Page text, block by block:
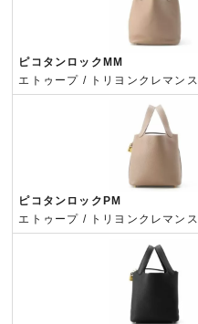
ピコタンロックMM
エトゥープ / トリヨンクレマンス
ピコタンロックPM
エトゥープ / トリヨンクレマンス